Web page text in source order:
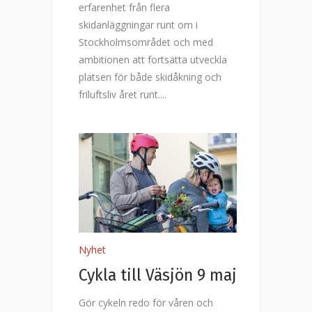
erfarenhet från flera
skidanläggningar runt om i
Stockholmsområdet och med
ambitionen att fortsätta utveckla
platsen för både skidåkning och
friluftsliv året runt.
Nyhet
Cykla till Väsjön 9 maj
Gör cykeln redo för våren och